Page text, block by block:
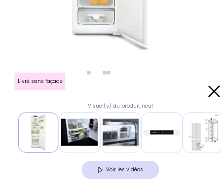
Livré sans façade
Visuel(s) du produit neuf
Voir les vidéos